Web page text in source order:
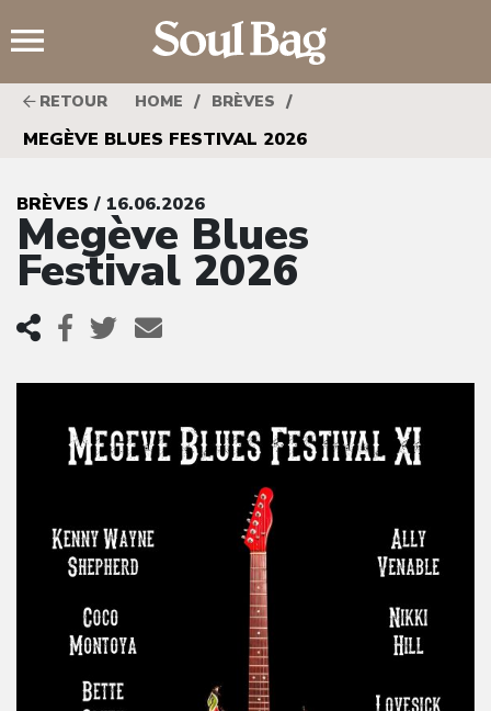
RETOUR HOME / BRÈVES /
MEGÈVE BLUES FESTIVAL 2026
BRÈVES / 16.06.2026
Megève Blues
Festival 2026